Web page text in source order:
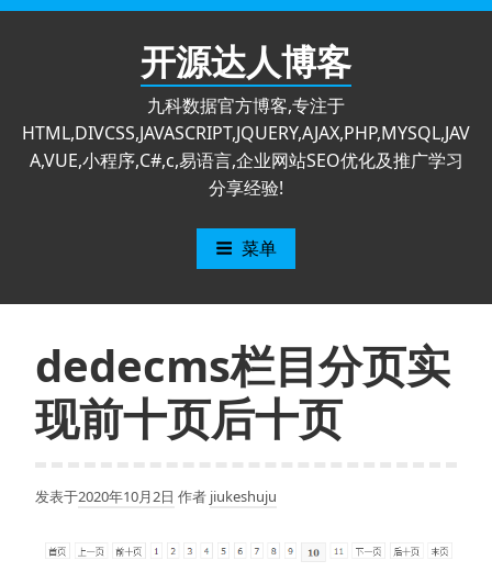
跳
开源达人博客
九科数据官方博客,专注于
HTML,DIVCSS,JAVASCRIPT,JQUERY,AJAX,PHP,MYSQL,JAV
A,VUE,小程序,C#,c,易语言,企业网站SEO优化及推广学习
分享经验!
菜单
dedecms栏目分页实
现前十页后十页
发表于2020年10月2日 作者 jiukeshuju